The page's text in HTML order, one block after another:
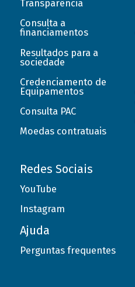
Transparência
Consulta a
financiamentos
Resultados para a
sociedade
Credenciamento de
Equipamentos
Consulta PAC
Moedas contratuais
Redes Sociais
YouTube
Instagram
Ajuda
Perguntas frequentes